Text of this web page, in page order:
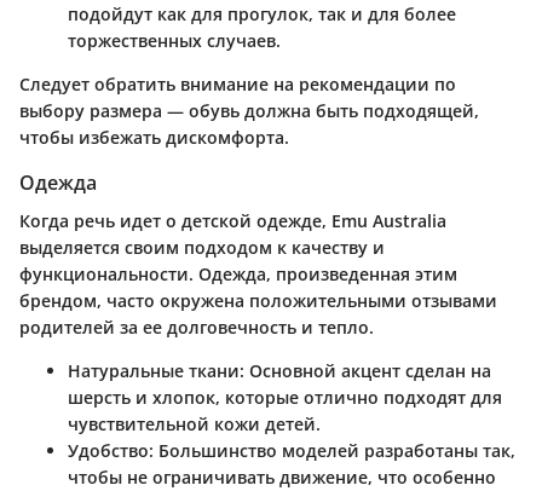
подойдут как для прогулок, так и для более
торжественных случаев.
Следует обратить внимание на рекомендации по
выбору размера — обувь должна быть подходящей,
чтобы избежать дискомфорта.
Одежда
Когда речь идет о детской одежде, Emu Australia
выделяется своим подходом к качеству и
функциональности. Одежда, произведенная этим
брендом, часто окружена положительными отзывами
родителей за ее долговечность и тепло.
Натуральные ткани: Основной акцент сделан на
шерсть и хлопок, которые отлично подходят для
чувствительной кожи детей.
Удобство: Большинство моделей разработаны так,
чтобы не ограничивать движение, что особенно